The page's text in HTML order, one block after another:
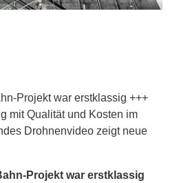
Projekt war erstklassig +++
mit Qualität und Kosten im
Drohnenvideo zeigt neue
Projekt war erstklassig